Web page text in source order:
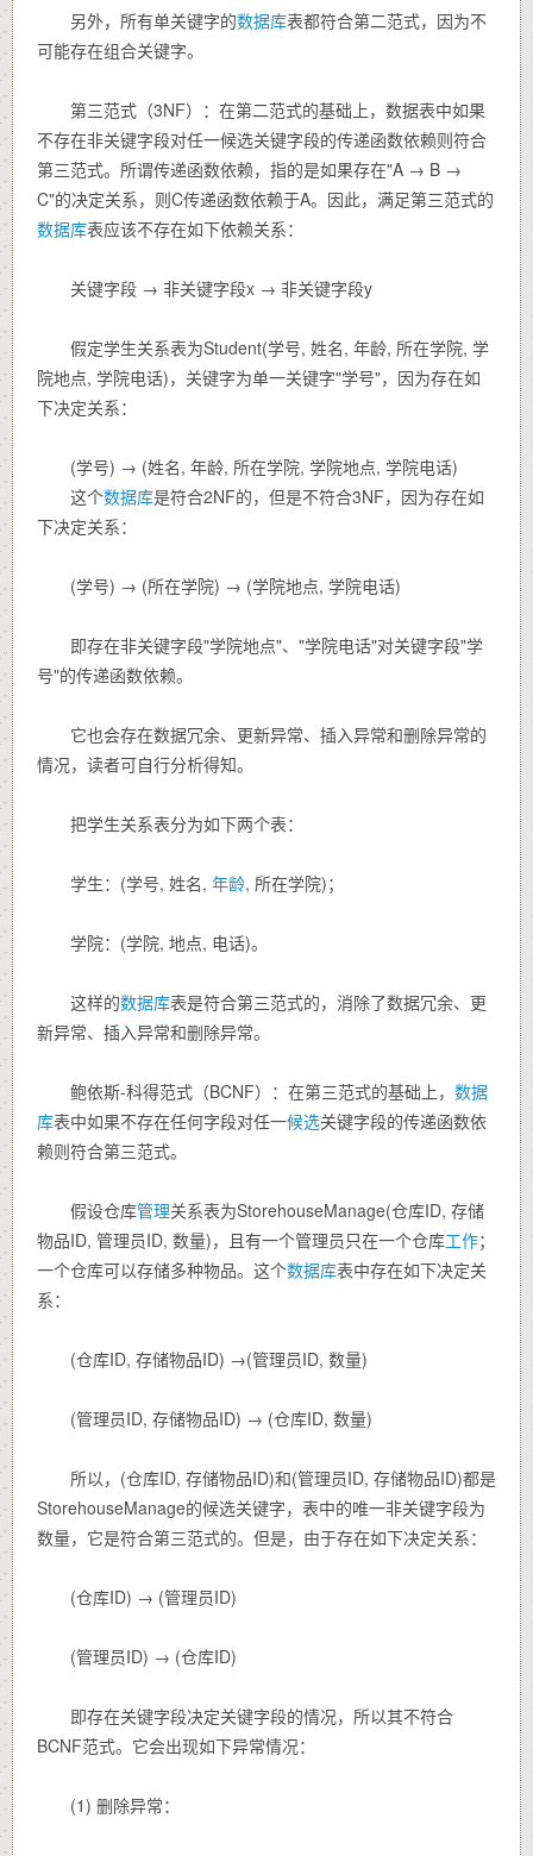
另外，所有单关键字的数据库表都符合第二范式，因为不
可能存在组合关键字。
第三范式（3NF）：在第二范式的基础上，数据表中如果
不存在非关键字段对任一候选关键字段的传递函数依赖则符合
第三范式。所谓传递函数依赖，指的是如果存在"A → B →
C"的决定关系，则C传递函数依赖于A。因此，满足第三范式的
数据库表应该不存在如下依赖关系：
关键字段 → 非关键字段x → 非关键字段y
假定学生关系表为Student(学号, 姓名, 年龄, 所在学院, 学
院地点, 学院电话)，关键字为单一关键字"学号"，因为存在如
下决定关系：
(学号) → (姓名, 年龄, 所在学院, 学院地点, 学院电话)
这个数据库是符合2NF的，但是不符合3NF，因为存在如
下决定关系：
(学号) → (所在学院) → (学院地点, 学院电话)
即存在非关键字段"学院地点"、"学院电话"对关键字段"学
号"的传递函数依赖。
它也会存在数据冗余、更新异常、插入异常和删除异常的
情况，读者可自行分析得知。
把学生关系表分为如下两个表：
学生：(学号, 姓名, 年龄, 所在学院)；
学院：(学院, 地点, 电话)。
这样的数据库表是符合第三范式的，消除了数据冗余、更
新异常、插入异常和删除异常。
鲍依斯-科得范式（BCNF）：在第三范式的基础上， 数据
库表中如果不存在任何字段对任一候选关键字段的传递函数依
赖则符合第三范式。
假设仓库管理关系表为StorehouseManage(仓库ID, 存储
物品ID, 管理员ID, 数量)，且有一个管理员只在一个仓库工作；
一个仓库可以存储多种物品。这个数据库表中存在如下决定关
系：
(仓库ID, 存储物品ID) →(管理员ID, 数量)
(管理员ID, 存储物品ID) → (仓库ID, 数量)
所以，(仓库ID, 存储物品ID)和(管理员ID, 存储物品ID)都是
StorehouseManage的候选关键字，表中的唯一非关键字段为
数量，它是符合第三范式的。但是，由于存在如下决定关系：
(仓库ID) → (管理员ID)
(管理员ID) → (仓库ID)
即存在关键字段决定关键字段的情况，所以其不符合
BCNF范式。它会出现如下异常情况：
(1) 删除异常：